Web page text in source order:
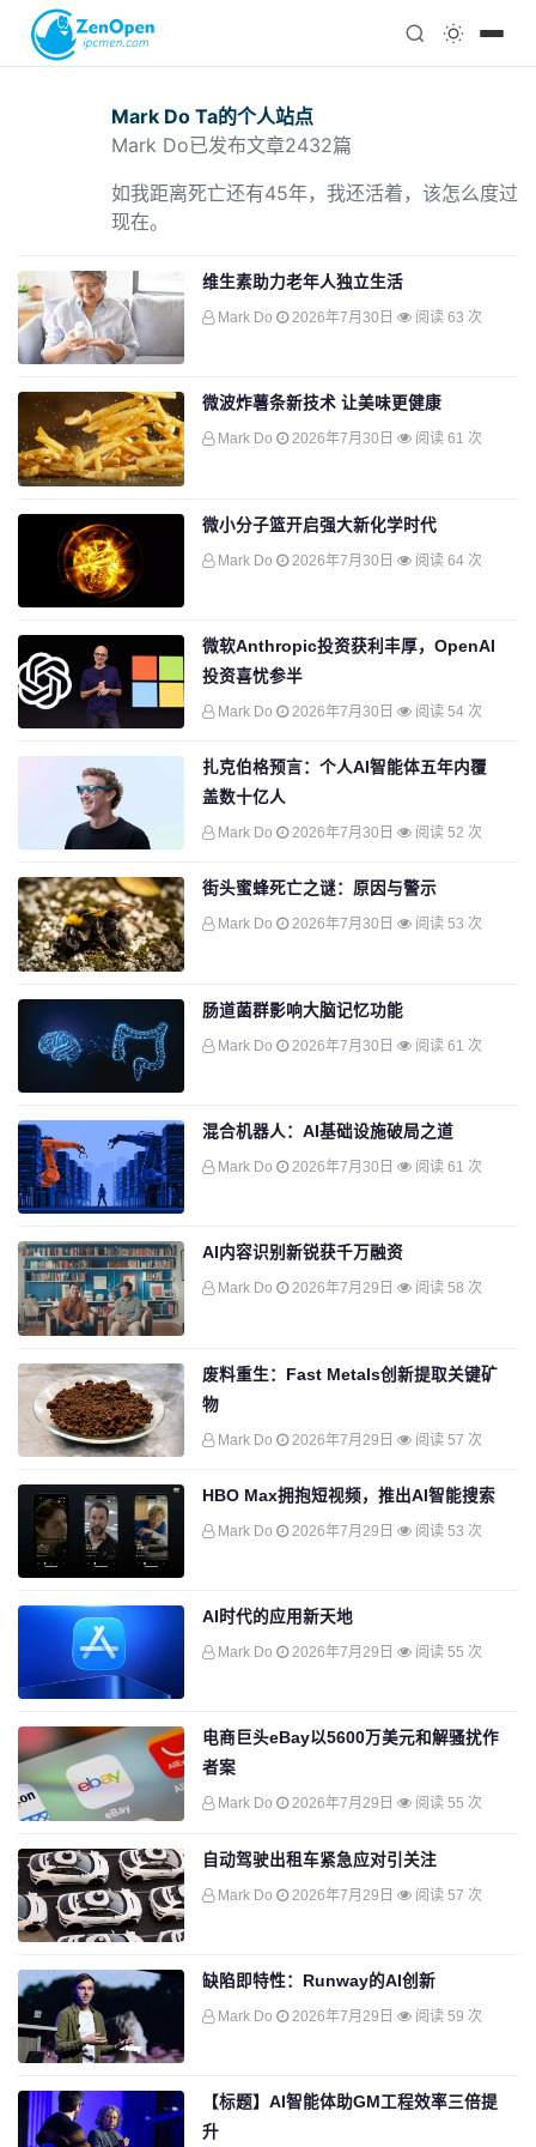
科技
注册
Mark Do Ta的个人站点
Mark Do已发布文章2432篇
如我距离死亡还有45年，我还活着，该怎么度过
现在。
维生素助力老年人独立生活
Mark Do 2026年7月30日 阅读 63 次
微波炸薯条新技术 让美味更健康
Mark Do 2026年7月30日 阅读 61 次
微小分子篮开启强大新化学时代
Mark Do 2026年7月30日 阅读 64 次
微软Anthropic投资获利丰厚，OpenAI
投资喜忧参半
Mark Do 2026年7月30日 阅读 54 次
扎克伯格预言：个人AI智能体五年内覆
盖数十亿人
Mark Do 2026年7月30日 阅读 52 次
街头蜜蜂死亡之谜：原因与警示
Mark Do 2026年7月30日 阅读 53 次
肠道菌群影响大脑记忆功能
Mark Do 2026年7月30日 阅读 61 次
混合机器人：AI基础设施破局之道
Mark Do 2026年7月30日 阅读 61 次
AI内容识别新锐获千万融资
Mark Do 2026年7月29日 阅读 58 次
废料重生：Fast Metals创新提取关键矿
物
Mark Do 2026年7月29日 阅读 57 次
HBO Max拥抱短视频，推出AI智能搜索
Mark Do 2026年7月29日 阅读 53 次
AI时代的应用新天地
Mark Do 2026年7月29日 阅读 55 次
电商巨头eBay以5600万美元和解骚扰作
者案
Mark Do 2026年7月29日 阅读 55 次
自动驾驶出租车紧急应对引关注
Mark Do 2026年7月29日 阅读 57 次
缺陷即特性：Runway的AI创新
Mark Do 2026年7月29日 阅读 59 次
【标题】AI智能体助GM工程效率三倍提
升